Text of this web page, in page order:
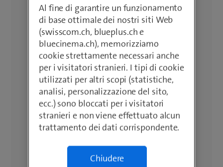
Al fine di garantire un funzionamento
di base ottimale dei nostri siti Web
(swisscom.ch, blueplus.ch e
bluecinema.ch), memorizziamo
cookie strettamente necessari anche
per i visitatori stranieri. I tipi di cookie
utilizzati per altri scopi (statistiche,
analisi, personalizzazione del sito,
ecc.) sono bloccati per i visitatori
stranieri e non viene effettuato alcun
trattamento dei dati corrispondente.
Chiudere